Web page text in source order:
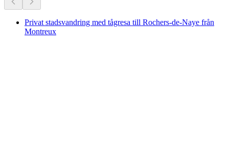
Privat stadsvandring med tågresa till Rochers-de-Naye från
Montreux